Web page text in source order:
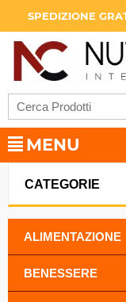
SPEDIZIONE
MENU
CATEGORIE
ALIMENTAZIONE
BENESSERE